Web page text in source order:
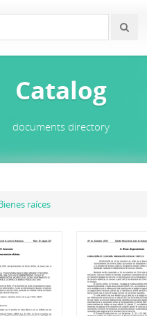
Catalog
documents directory
raíces